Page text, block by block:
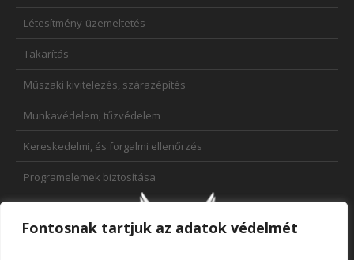
Fontosnak tartjuk az adatok védelmét
Létesítmény-üzemeltetés
Takarítás
Műszaki kivitelezés, szárazépítés
Munkavédelem, tűzvédelem
Kereskedelmi, és forgalmi ellenőrzés
Programelemek biztosítása